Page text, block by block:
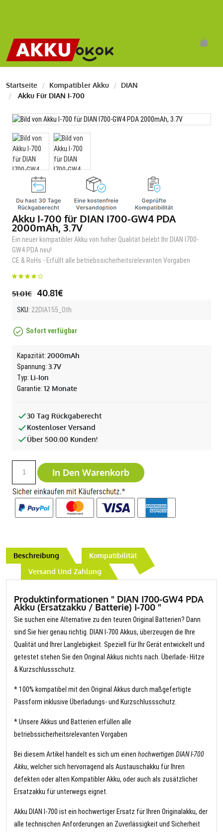
Startseite Kompatibler Akku
DIAN
Akku Für DIAN I-700
Akku I-700 für DIAN I700-GW4 PDA
2000mAh, 3.7V
Ein neuer kompatibler Akku von hoher Qualität belebt Ihr DIAN I700-
GW4 PDA neu!
CE & RoHs - Erfüllt alle betriebssicherheitsrelevanten Vorgaben
51.01€ 40.81€
SKU: 22DIA155_Oth
Sofort verfügbar
Kapazität: 2000mAh
Spannung: 3.7V
Typ: Li-Ion
Garantie: 12 Monate
30 Tag Rückgaberecht
Kostenloser Versand
Über 500.00 Kunden!
In Den Warenkorb
Beschreibung
Kompatibilität
Versand Und Zahlung
Produktinformationen " DIAN I700-GW4 PDA
Akku (Ersatzakku / Batterie) I-700 "
Sie suchen eine Alternative zu den teuren Original Batterien? Dann
sind Sie hier genau richtig. DIAN I-700 Akkus, überzeugen die Ihre
Qualität und Ihrer Langlebigkeit. Speziell für Ihr Gerät entwickelt und
getestet stehen Sie den Original Akkus nichts nach. Überlade- Hitze
& Kurzschlussschutz.
* 100% kompatibel mit den Original Akkus durch maßgefertigte
Passform inklusive Überladungs- und Kurzschlussschutz.
* Unsere Akkus und Batterien erfüllen alle
betriebssicherheitsrelevanten Vorgaben
Bei diesem Artikel handelt es sich um einen hochwertigen DIAN I-700
Akku, welcher sich hervorragend als Austauschakku für Ihren
defekten oder alten Kompatibler Akku, oder auch als zusätzlicher
Ersatzakku für unterwegs eignet.
Akku DIAN I-700 ist ein hochwertiger Ersatz für Ihren Originalakku, der
alle technischen Anforderungen an Zuverlässigkeit und Sicherheit